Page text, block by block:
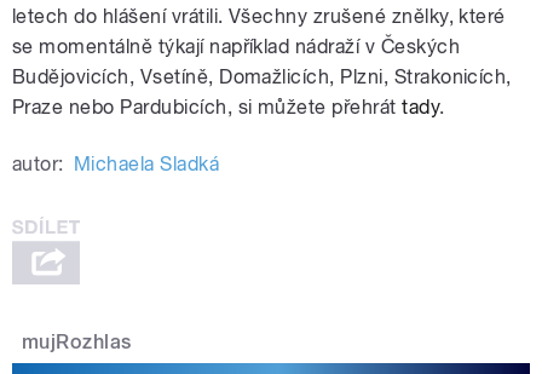
letech do hlášení vrátili. Všechny zrušené znělky, které
se momentálně týkají například nádraží v Českých
Budějovicích, Vsetíně, Domažlicích, Plzni, Strakonicích,
Praze nebo Pardubicích, si můžete přehráttady.
autor: Michaela Sladká
mujRozhlas